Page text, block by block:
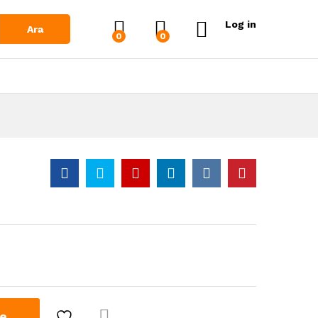
Ara
0 0
Log in